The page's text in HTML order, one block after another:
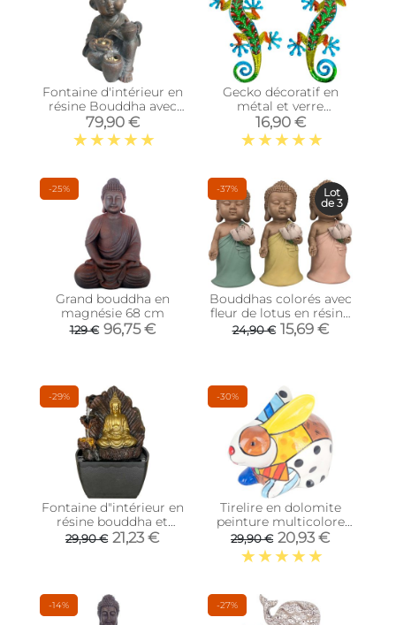
Fontaine d'intérieur en
résine Bouddha avec
théière
79,90 €
Gecko décoratif en
métal et verre
multicolore Feuilles
16,90 €
-25%
Grand bouddha en
magnésie 68 cm
129 € 96,75 €
-37%
Bouddhas colorés avec
fleur de lotus en résine
(Lot de 3)
24,90 € 15,69 €
Lot
de 3
-29%
Fontaine d"intérieur en
résine bouddha et
rocher
29,90 € 21,23 €
-30%
Tirelire en dolomite
peinture multicolore
(Lapin)
29,90 € 20,93 €
-14% -27%